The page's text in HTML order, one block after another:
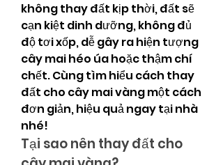
không thay đất kịp thời, đất sẽ
cạn kiệt dinh dưỡng, không đủ
độ tơi xốp, dễ gây ra hiện tượng
cây mai héo úa hoặc thậm chí
chết. Cùng tìm hiểu cách thay
đất cho cây mai vàng một cách
đơn giản, hiệu quả ngay tại nhà
nhé!
Tại sao nên thay đất cho